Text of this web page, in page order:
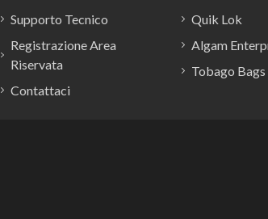
Supporto Tecnico
Registrazione Area
Riservata
Contattaci
Quik Lok
Algam
Tobago Bags